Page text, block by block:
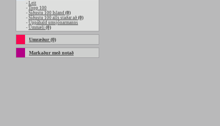
- Leit
- Topp 100
- Síðustu 100 Island (0)
- Síðustu 100 alls staðar að (0)
- Uppáhald umsjónarmanns
- Ummæli (0)
Umræður (0)
Markaður með notað